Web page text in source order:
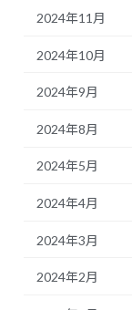
2024年11月
2024年10月
2024年9月
2024年8月
2024年5月
2024年4月
2024年3月
2024年2月